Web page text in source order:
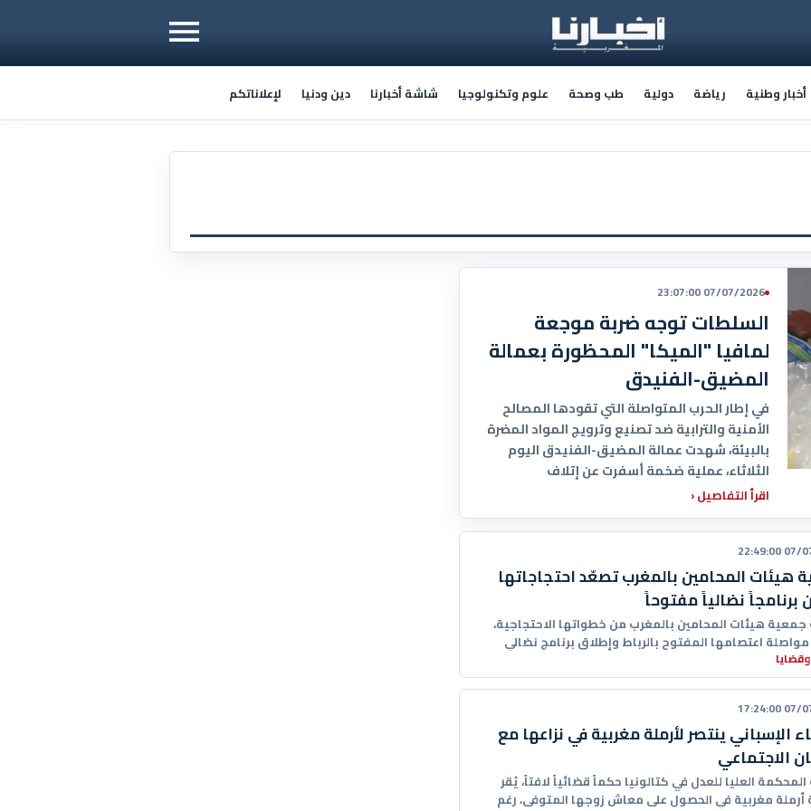
أخبار وطنية رياضة دولية طب وصحة علوم وتكنولوجيا شاشة أخبارنا دين ودنيا لإعلاناتكم
07/07/2026 23:07:00
السلطات توجه ضربة موجعة
لمافيا "الميكا" المحظورة بعمالة
المضيق-الفنيدق
في إطار الحرب المتواصلة التي تقودها المصالح
الأمنية والترابية ضد تصنيع وترويج المواد المضرة
بالبيئة، شهدت عمالة المضيق-الفنيدق اليوم
الثلاثاء، عملية ضخمة أسفرت عن إتلاف
اقرأ التفاصيل‹
07/07/
هيئات المحامين بالمغرب تصعّد احتجاجاتها
برنامجاً نضالياً مفتوحاً
هيئات المحامين بالمغرب من خطواتها الاحتجاجية،
اعتصامها المفتوح بالرباط وإطلاق برنامج نضالي
في خطوة تعكس
07/07/
الإسباني ينتصر لأرملة مغربية في نزاعها مع
الاجتماعي
العليا للعدل في كتالونيا حكماً قضائياً لافتاً، يُقر
أرملة مغربية في الحصول على معاش زوجها المتوفى، رغم